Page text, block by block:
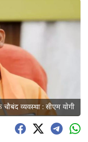
चौबंद व्यवस्था : सीएम योगी